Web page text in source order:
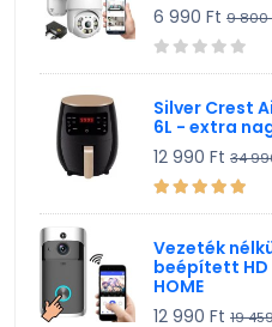
6 990 Ft 9 800
Silver Crest
6L - extra
12 990 Ft 34
Vezeték
beépített HD
HOME
12 990 Ft 19